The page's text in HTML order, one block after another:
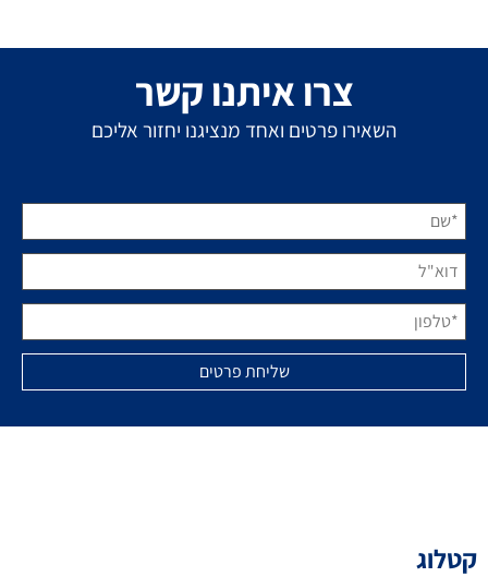
צרו איתנו קשר
השאירו פרטים ואחד מנציגנו יחזור אליכם
קטלוג